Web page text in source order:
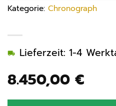
8.450,00 €
Lieferzeit: 1-4
Kategorie: Chronograph